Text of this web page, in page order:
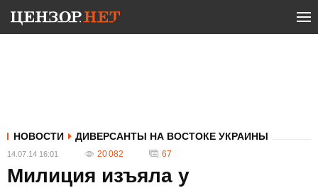
НОВОСТИ ДИВЕРСАНТЫ НА ВОСТОКЕ УКРАИНЫ
14.07.14 16:01 20 082 67
Милиция изъяла у